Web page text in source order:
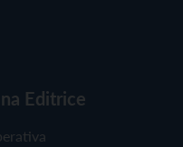
Editrice